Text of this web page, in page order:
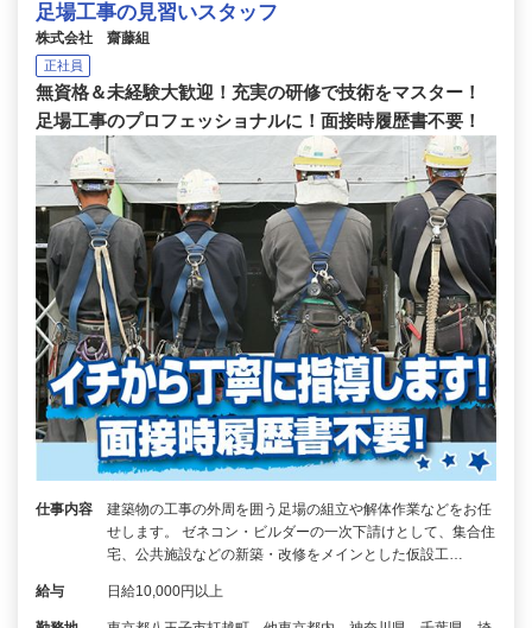
足場工事の見習いスタッフ
株式会社 齋藤組
正社員
無資格＆未経験大歓迎！充実の研修で技術をマスター！
足場工事のプロフェッショナルに！面接時履歴書不要！
仕事内容
建築物の工事の外周を囲う足場の組立や解体作業などをお任
せします。 ゼネコン・ビルダーの一次下請けとして、集合住
宅、公共施設などの新築・改修をメインとした仮設工…
給与 日給10,000円以上